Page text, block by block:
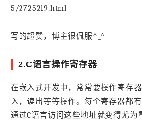
5/2725219.html
写的超赞，博主很佩服^_^
2.C语言操作寄存器
在嵌入式开发中，常常要操作寄存
入，读出等等操作。每个寄存器都有
通过C语言访问这些地址就变得尤为